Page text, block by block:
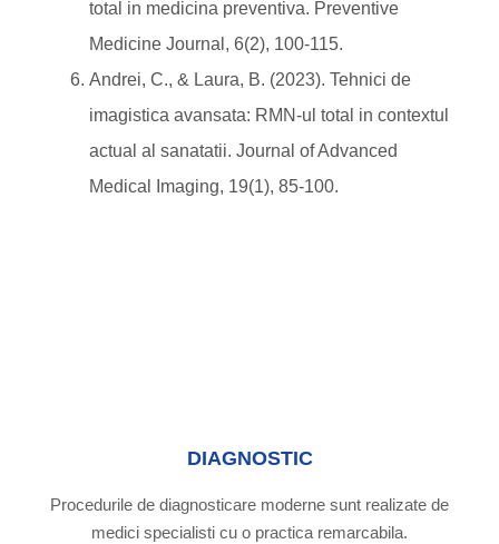
total in medicina preventiva. Preventive
Medicine Journal, 6(2), 100-115.
Andrei, C., & Laura, B. (2023). Tehnici de
imagistica avansata: RMN-ul total in contextul
actual al sanatatii. Journal of Advanced
Medical Imaging, 19(1), 85-100.
DIAGNOSTIC
Procedurile de diagnosticare moderne sunt realizate de
medici specialisti cu o practica remarcabila.